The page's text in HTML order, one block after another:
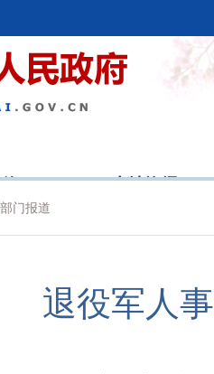
海 本地资讯
部门报道
退役军人